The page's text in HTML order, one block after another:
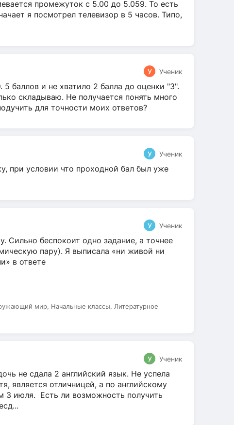
промежуток с 5.00 до 5.059. То есть
я посмотрел телевизор в 5 часов. Типо,
У Ученик
баллов и не хватило 2 балла до оценки "3".
складываю. Не получается понять много
для точности моих ответов?
У Ученик
при условии что проходной бал был уже
У Ученик
Сильно беспокоит одно задание, а точнее
пару). Я выписала «ни живой ни
в ответе
мир, Начальные классы, Литературное
У Ученик
не сдала 2 английский язык. Не успела
является отличницей, а по английскому
3 июля. Есть ли возможность получить